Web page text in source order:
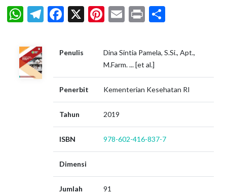
WhatsApp
Telegram
Facebook
X Pinterest
Email
Print
Penulis
Dina Sintia Pamela, S.Si., Apt.,
M.Farm. ... [et al.]
Penerbit Kementerian Kesehatan RI
Tahun 2019
ISBN 978-602-416-837-7
Dimensi
Jumlah
91